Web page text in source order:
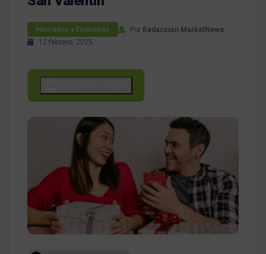
Mercados y Empresas Por Redaccion MarketNews
12 febrero, 2025